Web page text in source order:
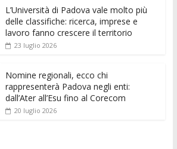
p er
L’Università di Padova vale molto più
delle classifiche: ricerca, imprese e
lavoro fanno crescere il territorio
23 luglio 2026
Nomine regionali, ecco chi
rappresenterà Padova negli enti:
dall’Ater all’Esu fino al Corecom
20 luglio 2026